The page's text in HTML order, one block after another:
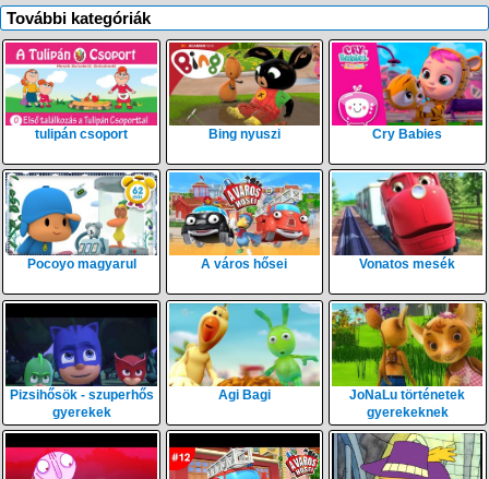
További kategóriák
tulipán csoport Bing nyuszi Cry Babies
Pocoyo magyarul A város hősei Vonatos mesék
Pizsihősök - szuperhős
gyerekek
Agi Bagi
JoNaLu történetek
gyerekeknek